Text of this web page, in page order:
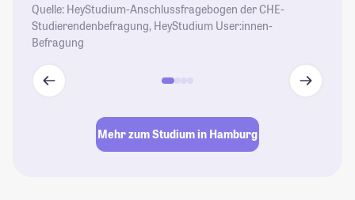
Quelle: HeyStudium-Anschlussfragebogen der CHE-
Studierendenbefragung, HeyStudium User:innen-
Befragung
Mehr zum Studium in Hamburg